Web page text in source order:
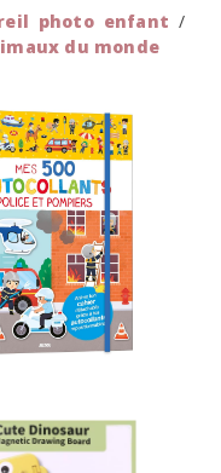
photo enfant /
du monde